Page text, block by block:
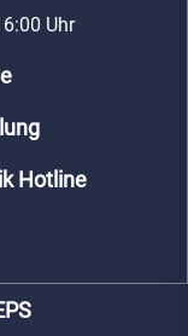
Uhr
Hotline